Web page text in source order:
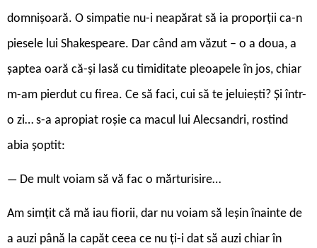
domnișoară. O simpatie nu-i neapărat să ia proporții ca-n
piesele lui Shakespeare. Dar când am văzut – o a doua, a
șaptea oară că-și lasă cu timiditate pleoapele în jos, chiar
m-am pierdut cu firea. Ce să faci, cui să te jeluiești? Și într-
o zi… s-a apropiat roșie ca macul lui Alecsandri, rostind
abia șoptit:
— De mult voiam să vă fac o mărturisire…
Am simțit că mă iau fiorii, dar nu voiam să leșin înainte de
a auzi până la capăt ceea ce nu ți-i dat să auzi chiar în